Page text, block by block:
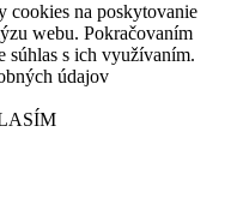
cookies na poskytovanie
webu. Pokračovaním
súhlas s ich využívaním.
údajov